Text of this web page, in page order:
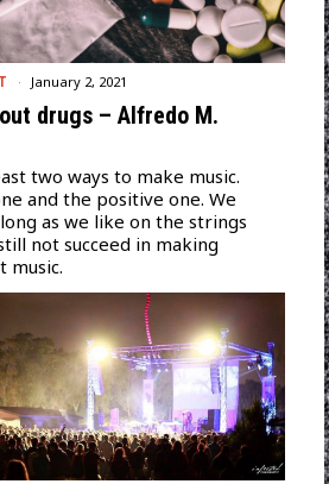
January 2, 2021
drugs – Alfredo M.
two ways to make music.
and the positive one. We
as we like on the strings
not succeed in making
music.